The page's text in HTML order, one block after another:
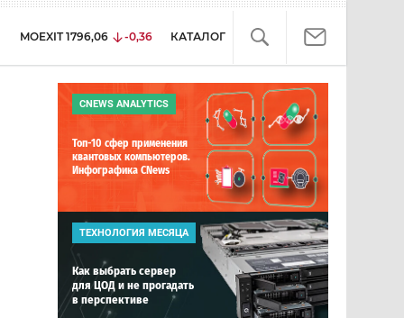
MOEXIT 1796,06 -0,36 КАТАЛОГ
CNEWS ANALYTICS
Топ-10 сфер применения
квантовых компьютеров.
Инфографика CNews
ТЕХНОЛОГИЯ МЕСЯЦА
Как выбрать сервер
для ЦОД и не прогадать
в перспективе